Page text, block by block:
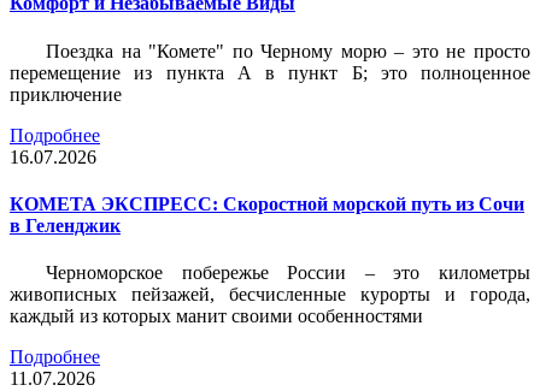
Поездка на "Комете" по Черному морю – это не просто
перемещение из пункта А в пункт Б; это полноценное
приключение
Подробнее
16.07.2026
КОМЕТА ЭКСПРЕСС: Скоростной морской путь из Сочи
в Геленджик
Черноморское побережье России – это километры
живописных пейзажей, бесчисленные курорты и города,
каждый из которых манит своими особенностями
Подробнее
11.07.2026